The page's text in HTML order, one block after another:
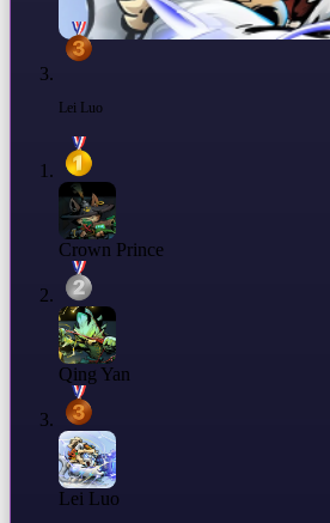
Lei Luo
Crown Prince
Qing Yan
Lei Luo